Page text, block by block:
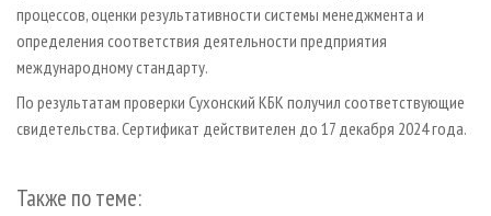
процессов, оценки результативности системы менеджмента и
определения соответствия деятельности предприятия
международному стандарту.
По результатам проверки Сухонский КБК получил соответствующие
свидетельства. Сертификат действителен до 17 декабря 2024 года.
Также по теме: